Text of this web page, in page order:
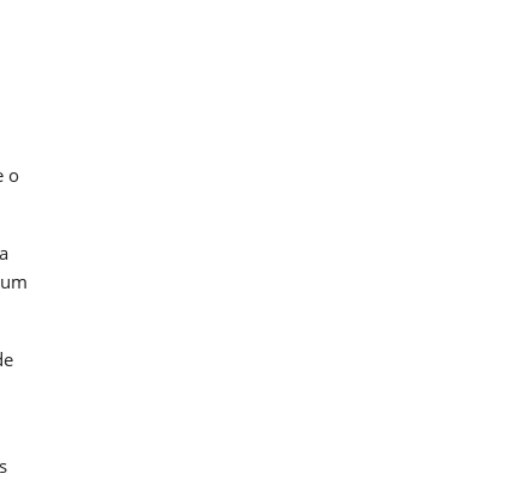
o